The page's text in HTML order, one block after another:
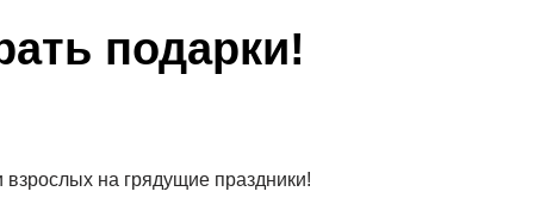
подарки!
на грядущие праздники!